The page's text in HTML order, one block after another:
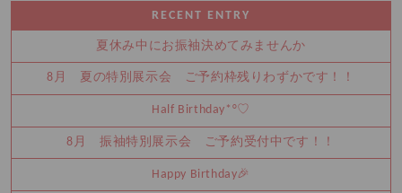
RECENT ENTRY
夏休み中にお振袖決めてみませんか
8月 夏の特別展示会 ご予約枠残りわずかです！！
Half Birthday‪‪*°♡
8月 振袖特別展示会 ご予約受付中です！！
Happy Birthday🎉